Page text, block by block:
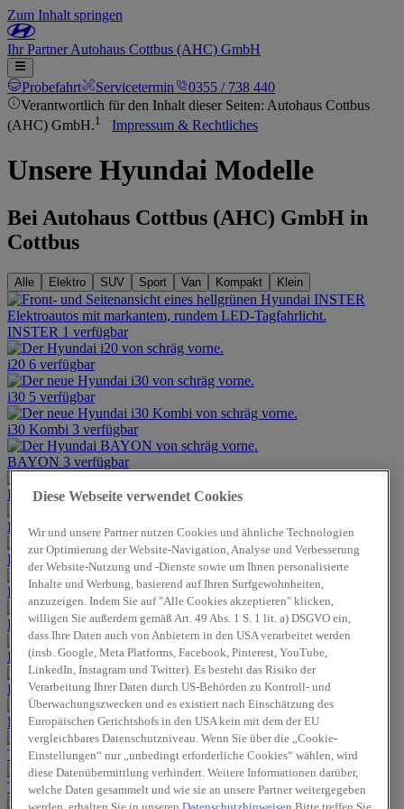
Zum Inhalt springen
IhrPartnerAutohaus Cottbus (AHC) GmbH
Probefahrt Servicetermin
0355 / 738 440
Verantwortlich für den Inhalt dieser Seiten: Autohaus Cottbus
(AHC) GmbH.1 Impressum & Rechtliches
Unsere Hyundai Modelle
Bei Autohaus Cottbus (AHC) GmbH in
Cottbus
Alle Elektro SUV Sport Van Kompakt Klein
INSTER 1 verfügbar
i20 6 verfügbar
i30 5 verfügbar
i30 Kombi 3 verfügbar
BAYON 3 verfügbar
KONA7 verfügbar
KONA Elektro 4 verfügbar
KONA Hybrid Bei uns bestellbar
IONIQ 5 2 verfügbar
IONIQ 5 NBei uns bestellbar
IONIQ 61 verfügbar
IONIQ 6 NBei uns bestellbar
IONIQ 9Bei uns bestellbar
TUCSON9 verfügbar
TUCSON Hybrid2 verfügbar
Diese Webseite verwendet Cookies
Wir und unsere Partner nutzen Cookies und ähnliche Technologien
zur Optimierung der Website-Navigation, Analyse und Verbesserung
der Website-Nutzung und -Dienste sowie um Ihnen personalisierte
Inhalte und Werbung, basierend auf Ihren Surfgewohnheiten,
anzuzeigen. Indem Sie auf "Alle Cookies akzeptieren" klicken,
willigen Sie außerdem gemäß Art. 49 Abs. 1 S. 1 lit. a) DSGVO ein,
dass Ihre Daten auch von Anbietern in den USA verarbeitet werden
(insb. Google, Meta Platforms, Facebook, Pinterest, YouTube,
LinkedIn, Instagram und Twitter). Es besteht das Risiko der
Verarbeitung Ihrer Daten durch US-Behörden zu Kontroll- und
Überwachungszwecken und es existiert nach Einschätzung des
Europäischen Gerichtshofs in den USA kein mit dem der EU
vergleichbares Datenschutzniveau. Wenn Sie über die „Cookie-
Einstellungen“ nur „unbedingt erforderliche Cookies“ wählen, wird
diese Datenübermittlung verhindert. Weitere Informationen darüber,
welche Daten gesammelt und wie sie an unsere Partner weitergegeben